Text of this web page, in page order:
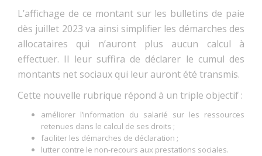
L’affichage de ce montant sur les bulletins de paie
dès juillet 2023 va ainsi simplifier les démarches des
allocataires qui n’auront plus aucun calcul à
effectuer. Il leur suffira de déclarer le cumul des
montants net sociaux qui leur auront été transmis.
Cette nouvelle rubrique répond à un triple objectif :
améliorer l’information du salarié sur les ressources
retenues dans le calcul de ses droits ;
faciliter les démarches de déclaration ;
lutter contre le non-recours aux prestations sociales.